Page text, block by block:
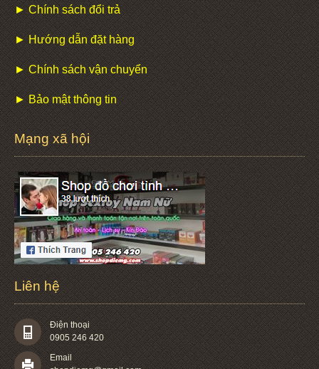
► Chính sách đổi trả
► Hướng dẫn đặt hàng
► Chính sách vận chuyển
► Bảo mật thông tin
Mạng xã hội
Liên hệ
Điện thoại
0905 246 420
Email